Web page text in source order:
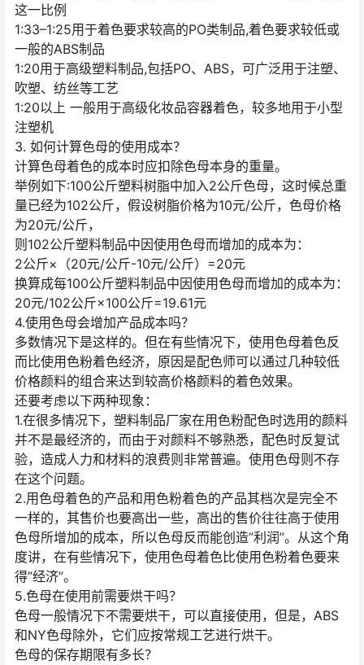
这一比例
1:33–1:25用于着色要求较高的PO类制品,着色要求较低或
一般的ABS制品
1:20用于高级塑料制品,包括PO、ABS，可广泛用于注塑、
吹塑、纺丝等工艺
1:20以上 一般用于高级化妆品容器着色，较多地用于小型
注塑机
3. 如何计算色母的使用成本？
计算色母着色的成本时应扣除色母本身的重量。
举例如下:100公斤塑料树脂中加入2公斤色母，这时候总重
量已经为102公斤，假设树脂价格为10元/公斤，色母价格
为20元/公斤，
则102公斤塑料制品中因使用色母而增加的成本为：
2公斤×（20元/公斤-10元/公斤）=20元
换算成每100公斤塑料制品中因使用色母而增加的成本为：
20元/102公斤×100公斤=19.61元
4.使用色母会增加产品成本吗？
多数情况下是这样的。但在有些情况下，使用色母着色反
而比使用色粉着色经济，原因是配色师可以通过几种较低
价格颜料的组合来达到较高价格颜料的着色效果。
还要考虑以下两种现象：
1.在很多情况下，塑料制品厂家在用色粉配色时选用的颜料
并不是最经济的，而由于对颜料不够熟悉，配色时反复试
验，造成人力和材料的浪费则非常普遍。使用色母则不存
在这个问题。
2.用色母着色的产品和用色粉着色的产品其档次是完全不
一样的，其售价也要高出一些，高出的售价往往高于使用
色母所增加的成本，所以色母反而能创造”利润”。从这个角
度讲，在有些情况下，使用色母着色比使用色粉着色要来
得”经济”。
5.色母在使用前需要烘干吗？
色母一般情况下不需要烘干，可以直接使用，但是，ABS
和NY色母除外，它们应按常规工艺进行烘干。
色母的保存期限有多长？